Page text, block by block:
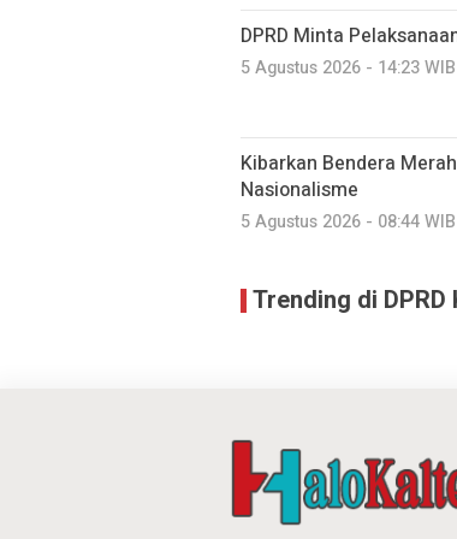
DPRD Minta
5 Agustus 2026 - 14:23 WIB
Kibarkan Bendera
Nasionalisme
5 Agustus 2026 - 08:44 WIB
Trending di DPRD